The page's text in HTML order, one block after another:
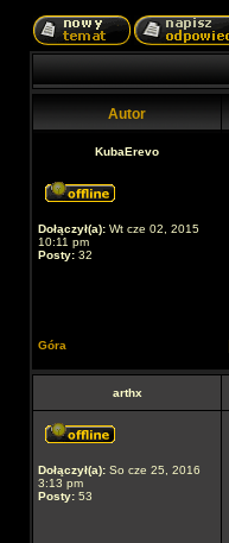
Autor
KubaErevo
Dołączył(a): Wt cze 02, 2015
10:11 pm
Posty: 32
Góra
arthx
Dołączył(a): So cze 25, 2016
3:13 pm
Posty: 53